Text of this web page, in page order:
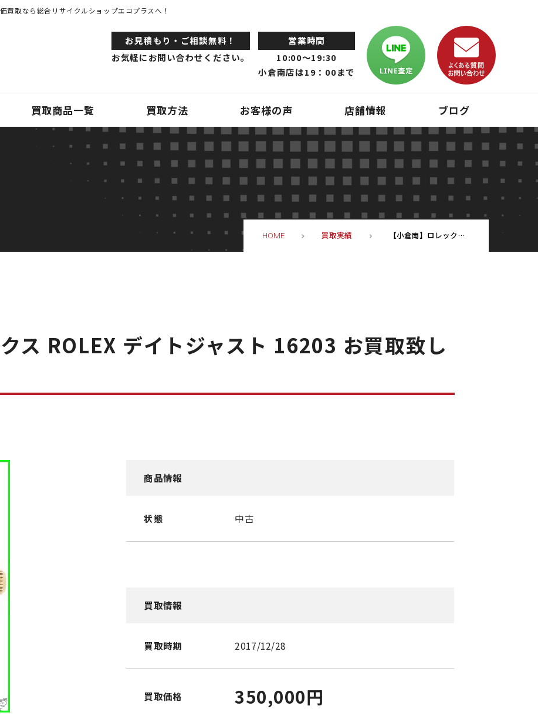
買取なら総合リサイクルショップエコプラスへ！
お⾒積もり・ご相談無料！
お気軽にお問い合わせください。
営業時間
10:00～19:30
小倉南店は19：00まで
買取商品一覧 買取方法 お客様の声 店舗情報 ブログ
HOME 買取実績 【小倉南】ロレックス ROLEX デイトジャスト 16203 お買取致しました！
クス ROLEX デイトジャスト 16203 お買取致し
商品情報
状態 中古
買取情報
買取時期 2017/12/28
買取価格 350,000円